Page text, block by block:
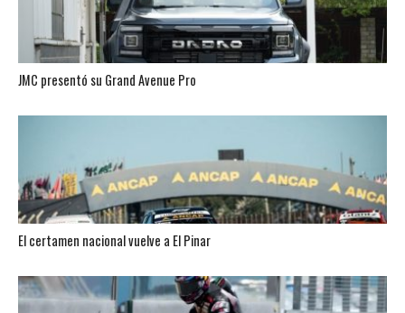
JMC presentó su Grand Avenue Pro
El certamen nacional vuelve a El Pinar